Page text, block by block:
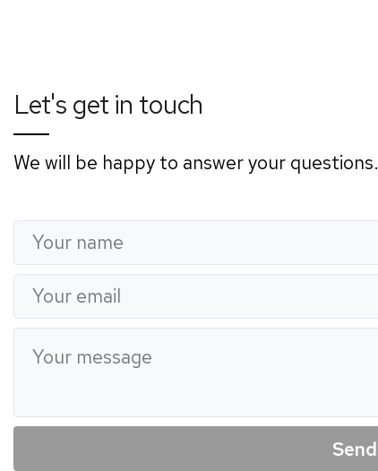
Let's get in touch
We will be happy to answer your questions.